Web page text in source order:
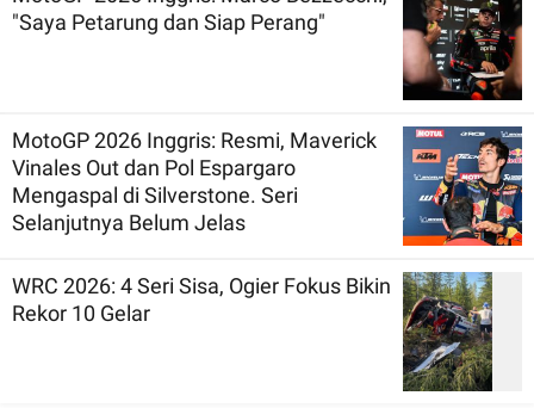
"Saya Petarung dan Siap Perang"
MotoGP 2026 Inggris: Resmi, Maverick
Vinales Out dan Pol Espargaro
Mengaspal di Silverstone. Seri
Selanjutnya Belum Jelas
WRC 2026: 4 Seri Sisa, Ogier Fokus Bikin
Rekor 10 Gelar